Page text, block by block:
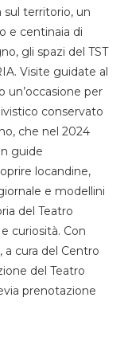
sul territorio, un
e centinaia di
gli spazi del TST
Visite guidate al
un’occasione per
conservato
che nel 2024
guide
locandine,
e modellini
del Teatro
curiosità. Con
a cura del Centro
del Teatro
prenotazione